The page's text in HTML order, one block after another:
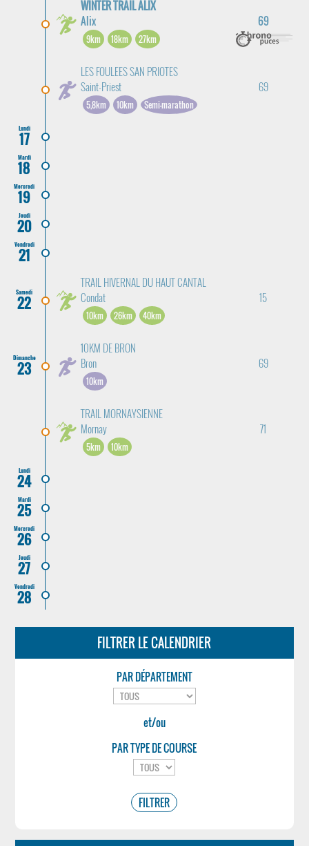
WINTER TRAIL ALIX
Alix
69
9km 18km 27km
LES FOULEES SAN PRIOTES
Saint-Priest
69
5,8km 10km Semi-marathon
Lundi
17
Mardi
18
Mercredi
19
Jeudi
20
Vendredi
21
Samedi
22
TRAIL HIVERNAL DU HAUT CANTAL
Condat
15
10km 26km 40km
Dimanche
23
10KM DE BRON
Bron
69
10km
TRAIL MORNAYSIENNE
Mornay
71
5km 10km
Lundi
24
Mardi
25
Mercredi
26
Jeudi
27
Vendredi
28
FILTRER LE CALENDRIER
PAR DÉPARTEMENT
et/ou
PAR TYPE DE COURSE